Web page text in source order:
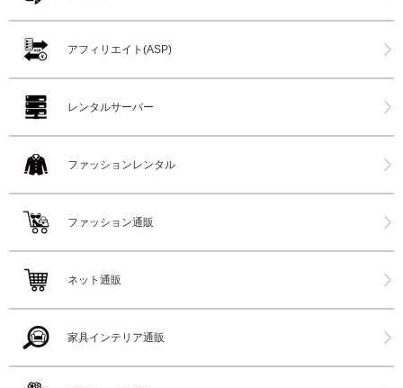
アフィリエイト(ASP)
レンタルサーバー
ファッションレンタル
ファッション通販
ネット通販
家具インテリア通販